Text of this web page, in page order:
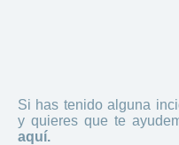
Si has tenido alguna
y quieres que te
aquí.